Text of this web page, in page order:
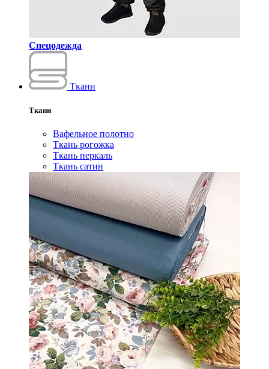
Спецодежда
Ткани
Ткани
Вафельное полотно
Ткань рогожка
Ткань перкаль
Ткань сатин